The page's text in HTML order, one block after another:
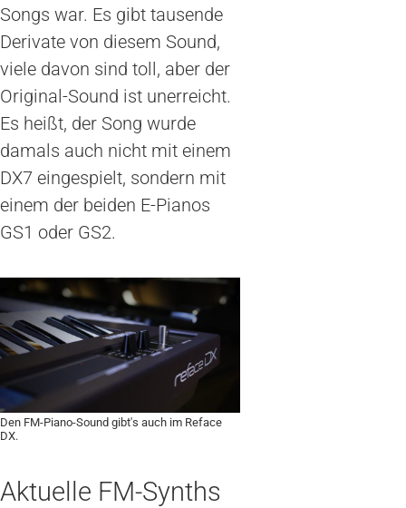
Songs war. Es gibt tausende
Derivate von diesem Sound,
viele davon sind toll, aber der
Original-Sound ist unerreicht.
Es heißt, der Song wurde
damals auch nicht mit einem
DX7 eingespielt, sondern mit
einem der beiden E-Pianos
GS1 oder GS2.
Den FM-Piano-Sound gibt's auch im Reface
DX.
Aktuelle FM-Synths